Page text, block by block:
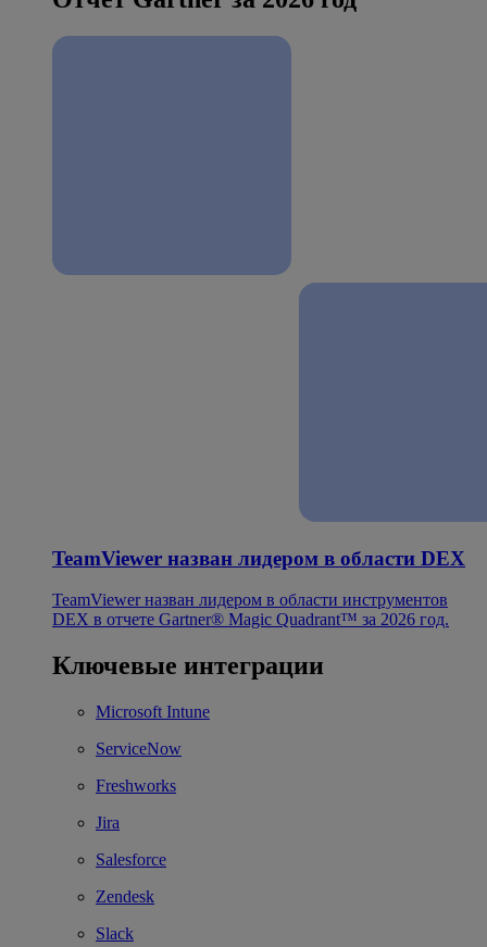
TeamViewer назван лидером в области DEX
TeamViewer назван лидером в области инструментов
DEX в отчете Gartner® Magic Quadrant™ за 2026 год.
Ключевые интеграции
Microsoft Intune
ServiceNow
Freshworks
Jira
Salesforce
Zendesk
Slack